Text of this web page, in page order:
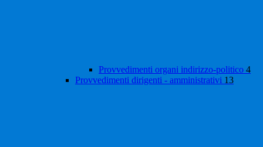
Provvedimenti organi indirizzo-politico 4
Provvedimenti dirigenti - amministrativi 13